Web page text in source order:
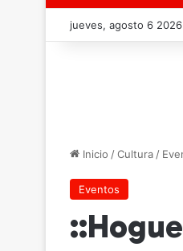
jueves, agosto 6 2026
Inicio /Cultura /
Eventos